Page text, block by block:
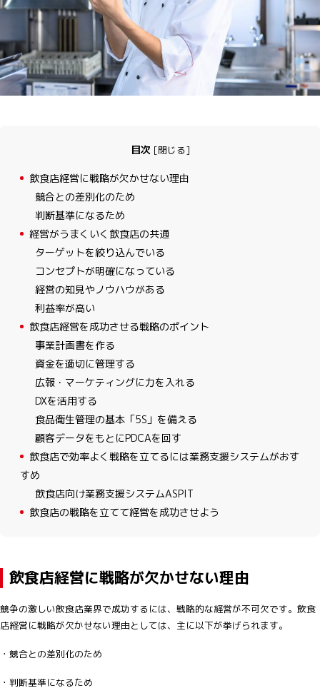
目次 [閉じる]
1 飲食店経営に戦略が欠かせない理由
競合との差別化のため
判断基準になるため
2 経営がうまくいく飲食店の共通
ターゲットを絞り込んでいる
コンセプトが明確になっている
経営の知見やノウハウがある
利益率が高い
3 飲食店経営を成功させる戦略のポイント
事業計画書を作る
資金を適切に管理する
広報・マーケティングに力を入れる
DXを活用する
食品衛生管理の基本「5S」を備える
顧客データをもとにPDCAを回す
4 飲食店で効率よく戦略を立てるには業務支援システムがおす
すめ
飲食店向け業務支援システムASPIT
5 飲食店の戦略を立てて経営を成功させよう
飲食店経営に戦略が欠かせない理由
競争の激しい飲食店業界で成功するには、戦略的な経営が不可欠です。飲食
店経営に戦略が欠かせない理由としては、主に以下が挙げられます。
・競合との差別化のため
・判断基準になるため